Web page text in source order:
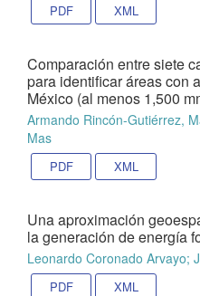
PDF XML
Comparación entre siete
para identificar áreas con
México (al menos 1,500
Armando Rincón-Gutiérrez,
Mas
PDF XML
Una aproximación
la generación de energía
Leonardo Coronado Arvayo;
PDF XML